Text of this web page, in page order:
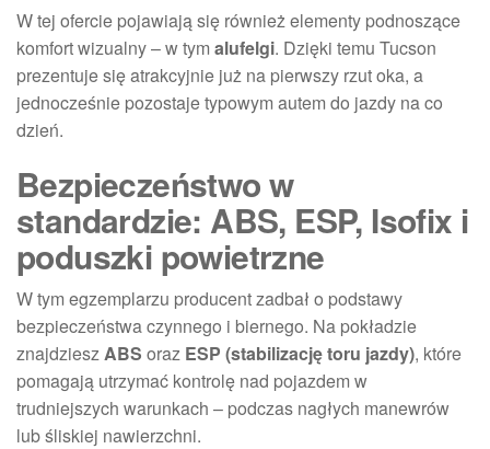
W tej ofercie pojawiają się również elementy podnoszące
komfort wizualny – w tym alufelgi. Dzięki temu Tucson
prezentuje się atrakcyjnie już na pierwszy rzut oka, a
jednocześnie pozostaje typowym autem do jazdy na co
dzień.
Bezpieczeństwo w
standardzie: ABS, ESP, Isofix i
poduszki powietrzne
W tym egzemplarzu producent zadbał o podstawy
bezpieczeństwa czynnego i biernego. Na pokładzie
znajdzieszABS oraz ESP (stabilizację toru jazdy), które
pomagają utrzymać kontrolę nad pojazdem w
trudniejszych warunkach – podczas nagłych manewrów
lub śliskiej nawierzchni.